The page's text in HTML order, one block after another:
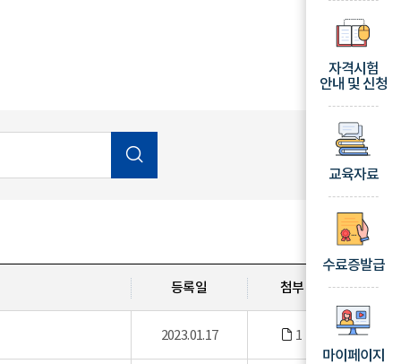
등록일 첨부
2023.01.17 1
자격시험
안내 및 신청
교육자료
수료증발급
마이페이지